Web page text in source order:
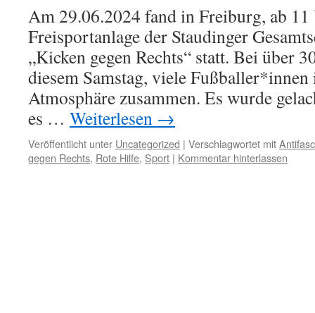
Am 29.06.2024 fand in Freiburg, ab
Freisportanlage der Staudinger
„Kicken gegen Rechts“ statt. Bei über
diesem Samstag, viele Fußballer*innen
Atmosphäre zusammen. Es wurde
es … Weiterlesen →
Veröffentlicht unter Uncategorized | Verschlagwortet mit
gegen Rechts, Rote Hilfe, Sport | Kommentar hinterlassen